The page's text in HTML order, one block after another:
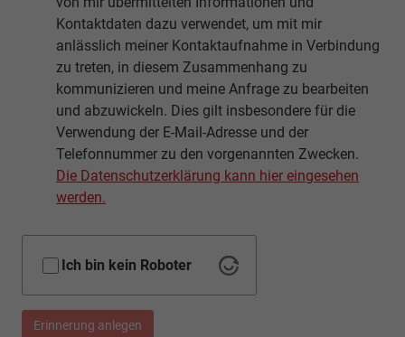
Kontaktdaten dazu verwendet, um mit mir
anlässlich meiner Kontaktaufnahme in Verbindung
zu treten, in diesem Zusammenhang zu
kommunizieren und meine Anfrage zu bearbeiten
und abzuwickeln. Dies gilt insbesondere für die
Verwendung der E-Mail-Adresse und der
Telefonnummer zu den vorgenannten Zwecken.
Die Datenschutzerklärung kann hier eingesehen
werden.
Ich bin kein Roboter
Erinnerung anlegen